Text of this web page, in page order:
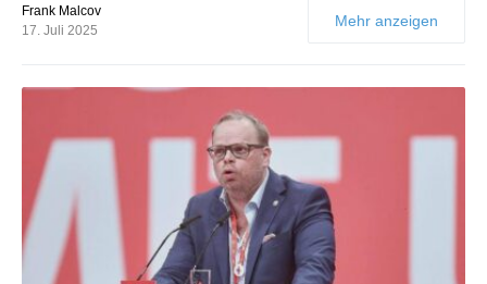
Frank Malcov
17. Juli 2025
Mehr anzeigen